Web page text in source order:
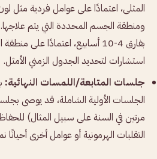
المثلى، اعتمادًا على عوامل فردية مثل
ومنطقة الجسم المحددة التي يتم
بفارق 4-10 أسابيع، اعتمادًا
استشارات لتحديد الجدول الزمني الأمثل.
جلسات المتابعة/اللمسات النهائية:
الجلسات الأولية الشاملة، قد يوصى
مرتين في السنة على سبيل المثال)
التقلبات الهرمونية أو عوامل أخرى